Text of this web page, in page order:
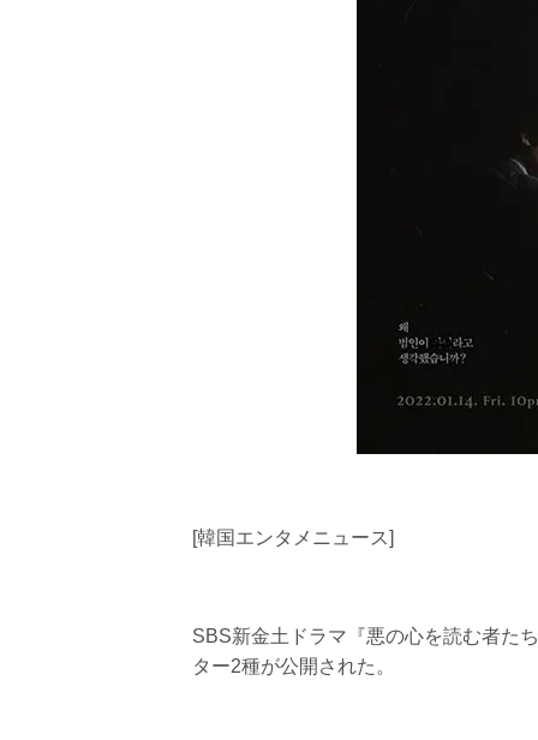
[韓国エンタメニュース]
SBS新金土ドラマ『悪の心を読む者た
ター2種が公開された。